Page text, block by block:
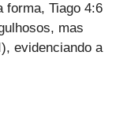
forma, Tiago 4:6
mas
evidenciando a